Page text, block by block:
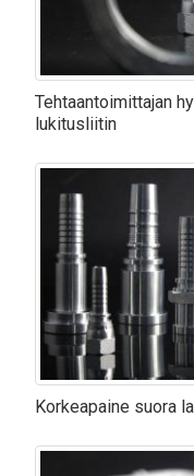
Tehtaantoimittajan
lukitusliitin
Korkeapaine suora